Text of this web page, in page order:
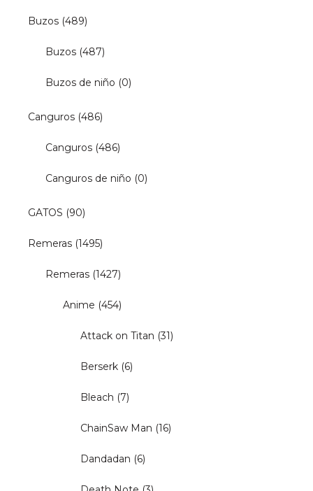
Buzos (489)
Buzos (487)
Buzos de niño (0)
Canguros (486)
Canguros (486)
Canguros de niño (0)
GATOS (90)
Remeras (1495)
Remeras (1427)
Anime (454)
Attack on Titan (31)
Berserk (6)
Bleach (7)
ChainSaw Man (16)
Dandadan (6)